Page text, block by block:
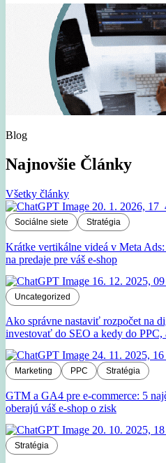
Blog
Najnovšie Články
Všetky články
Sociálne siete Stratégia
Krátke vertikálne videá v Meta
na predaje pre váš e-shop
Uncategorized
Ako správne nastaviť rozpočet na
investovať do SEO a kedy do PPC,
Marketing PPC Stratégia
GTM a GA4 pre e-commerce: 5
oberajú váš e-shop o zisk
Stratégia